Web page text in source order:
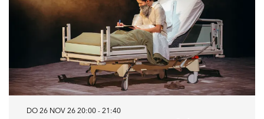
DO 26 NOV 26 20:00 - 21:40